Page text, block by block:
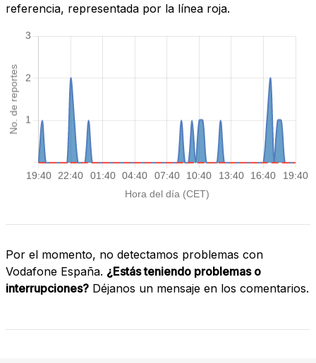
referencia, representada por la línea roja.
Por el momento, no detectamos problemas con
Vodafone España. ¿Estás teniendo problemas o
interrupciones? Déjanos un mensaje en los comentarios.